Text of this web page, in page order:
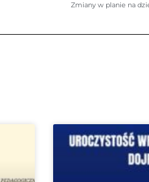
Zmiany w planie na